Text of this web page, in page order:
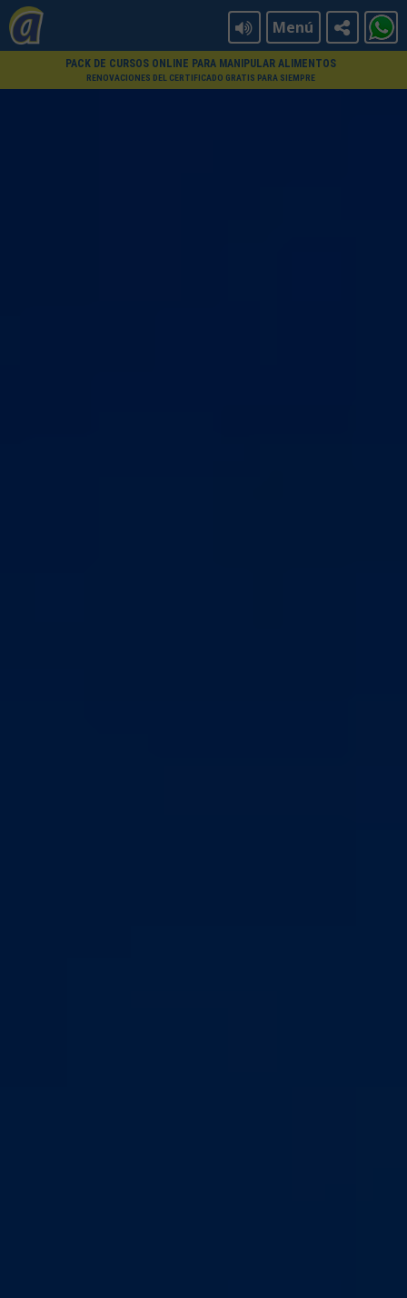
Menú
PACK DE CURSOS ONLINE PARA MANIPULAR ALIMENTOS
RENOVACIONES DEL CERTIFICADO GRATIS PARA SIEMPRE